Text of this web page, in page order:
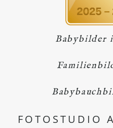
Babybilder
FOTOSTUDIO